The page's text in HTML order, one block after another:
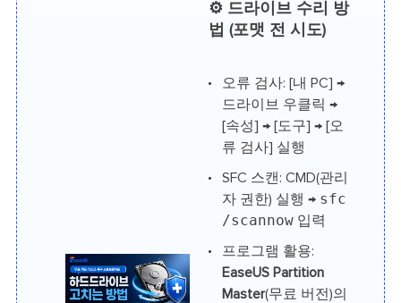
⚙️ 드라이브 수리 방
법 (포맷 전 시도)
오류 검사: [내 PC] →
드라이브 우클릭 →
[속성] → [도구] → [오
류 검사] 실행
SFC 스캔: CMD(관리
자 권한) 실행 → sfc
/scannow입력
프로그램 활용:
EaseUS Partition
Master(무료 버전)의